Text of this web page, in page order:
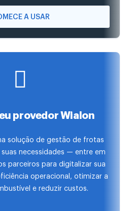
A USAR
provedor Wialon
solução de gestão de frotas
necessidades — entre em
parceiros para digitalizar sua
operacional, otimizar a
e reduzir custos.